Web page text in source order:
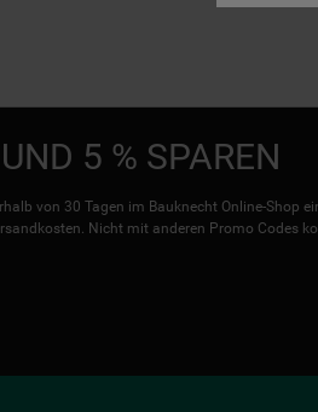
5 % SPAREN
von 30 Tagen im Bauknecht Online-Shop
Nicht mit anderen Promo Codes